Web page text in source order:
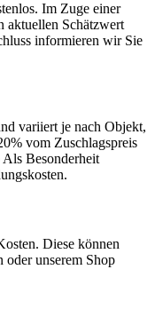
Im Zuge einer
aktuellen Schätzwert
informieren wir Sie
variiert je nach Objekt,
vom Zuschlagspreis
Besonderheit
Diese können
unserem Shop